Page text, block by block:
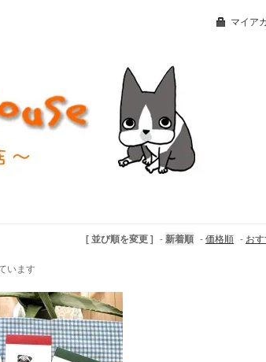
マイア
[ 並び順を変更 ] -新着順 -価格順 - お
います